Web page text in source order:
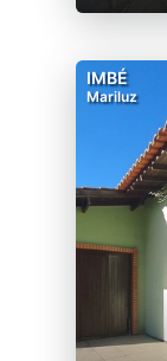
IMBÉ
Mariluz